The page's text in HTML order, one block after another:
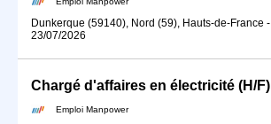
Dunkerque (59140), Nord (59), Hauts-de-France -
23/07/2026
Chargé d'affaires en électricité (H/F)
Emploi Manpower